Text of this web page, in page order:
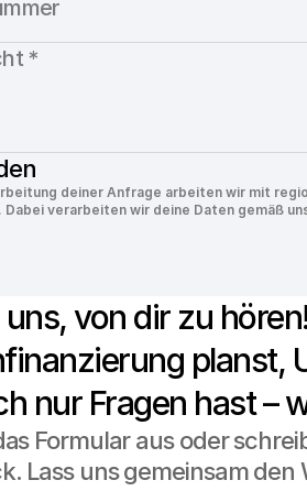
deiner Anfrage arbeiten wir mit
Dabei verarbeiten wir deine Daten gemäß
von dir zu
planst,
nur Fragen hast –
Formular aus oder
Lass uns gemeinsam